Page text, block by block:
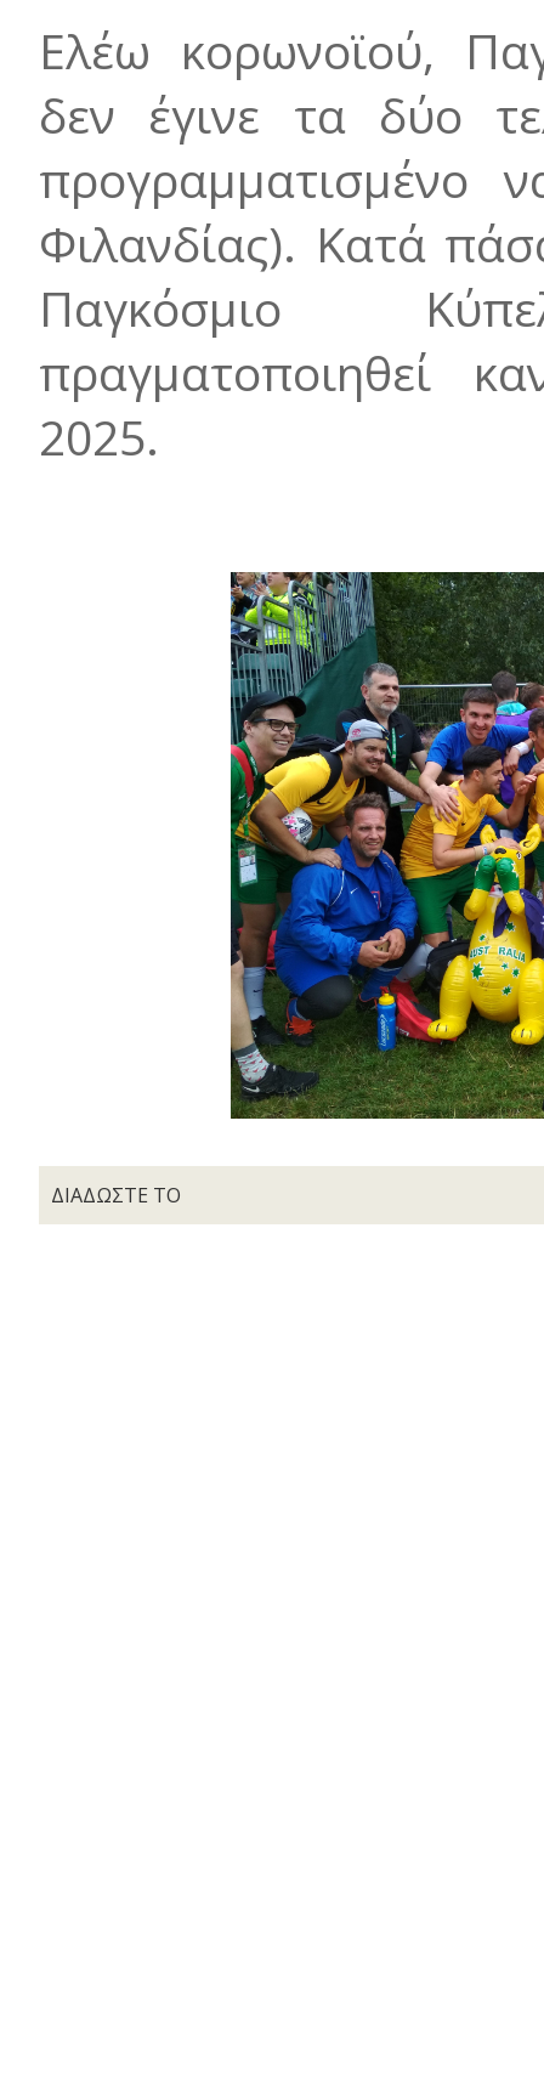
Ελέω κορωνοϊού,
δεν έγινε τα δύο
προγραμματισμένο
Φιλανδίας). Κατά
Παγκόσμιο
πραγματοποιηθεί
2025.
ΔΙΑΔΩΣΤΕ ΤΟ